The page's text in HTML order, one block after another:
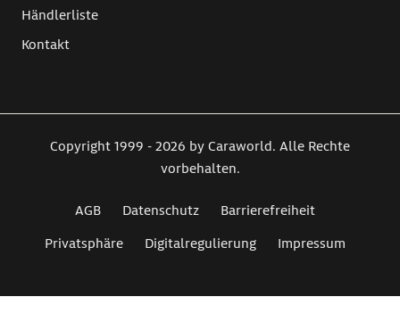
Händlerliste
Kontakt
Copyright 1999 - 2026 by Caraworld. Alle Rechte
vorbehalten.
AGB Datenschutz
Barrierefreiheit
Privatsphäre
Digitalregulierung Impressum